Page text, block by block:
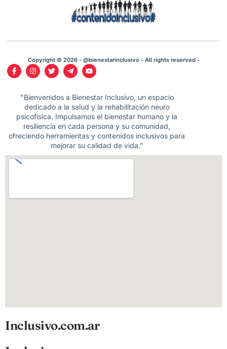
Copyright © 2026 - @bienestarinclusivo - All rights reserved -
"Bienvenidos a Bienestar Inclusivo, un espacio
dedicado a la salud y la rehabilitación neuro
psicofísica. Impulsamos el bienestar humano y la
resiliencia en cada persona y su comunidad,
ofreciendo herramientas y contenidos inclusivos para
mejorar su calidad de vida."
Inclusivo.com.ar